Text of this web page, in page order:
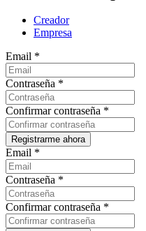
Creador
Empresa
Email *
Contraseña *
Confirmar contraseña *
Email *
Contraseña *
Confirmar contraseña *